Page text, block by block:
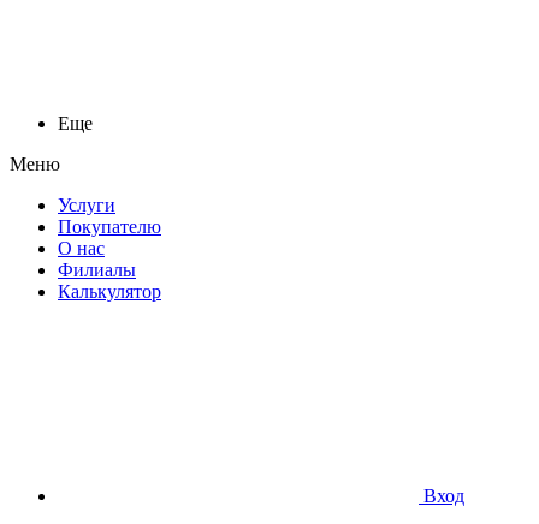
Еще
Меню
Услуги
Покупателю
О нас
Филиалы
Калькулятор
Вход